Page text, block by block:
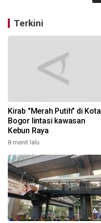
Terkini
Kirab "Merah Putih" di Kota
Bogor lintasi kawasan
Kebun Raya
8 menit lalu